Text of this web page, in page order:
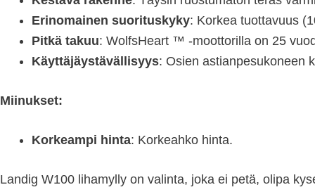
Erinomainen suorituskyky: Korkea tuottavuus
Pitkä takuu: WolfsHeart ™ -moottorilla on 25
Käyttäjäystävällisyys: Osien astianpesukoneen
Miinukset:
Korkeampi hinta: Korkeahko hinta.
Landig W100 lihamylly on valinta, joka ei petä, olipa